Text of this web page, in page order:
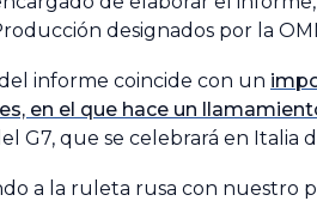
designados por la
informe coincide con un
en el que hace un
G7, que se celebrará en Italia
a la ruleta rusa con nuestro